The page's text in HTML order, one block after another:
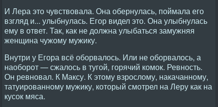
И Лера это чувствовала. Она обернулась, поймала его
взгляд и... улыбнулась. Егор видел это. Она улыбнулась
ему в ответ. Так, как не должна улыбаться замужняя
женщина чужому мужику.
Внутри у Егора всё оборвалось. Или не оборвалось, а
наоборот — сжалось в тугой, горячий комок. Ревность.
Он ревновал. К Максу. К этому взрослому, накачанному,
татуированному мужику, который смотрел на Леру как на
кусок мяса.